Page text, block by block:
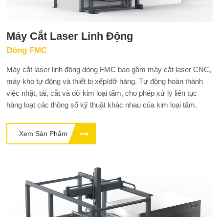
Máy Cắt Laser Linh Động
Dòng FMC
Máy cắt laser linh động dòng FMC bao gồm máy cắt laser CNC,
máy kho tự động và thiết bị xếp/dỡ hàng. Tự động hoàn thành
việc nhặt, tải, cắt và dỡ kim loại tấm, cho phép xử lý liên tục
hàng loạt các thông số kỹ thuật khác nhau của kim loại tấm.
Xem Sản Phẩm